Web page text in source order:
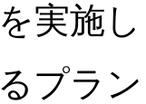
実施
プラ